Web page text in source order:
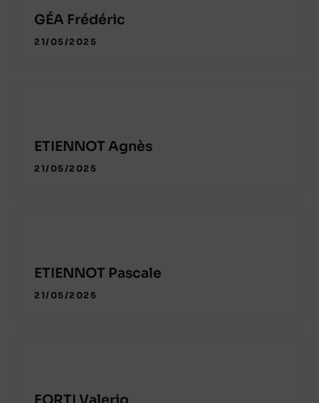
GÉA Frédéric
21/05/2025
ETIENNOT Agnès
21/05/2025
ETIENNOT Pascale
21/05/2025